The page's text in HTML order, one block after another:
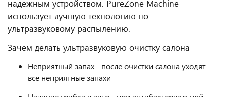
надежным устройством. PureZone Machine
использует лучшую технологию по
ультразвуковому распылению.
Зачем делать ультразвуковую очистку салона
Неприятный запах - после очистки салона уходят
все неприятные запахи